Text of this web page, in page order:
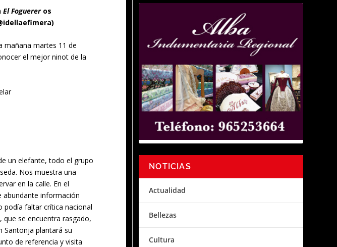
El Foguereros
mañana martes 11 de
el mejor ninot de la
un elefante, todo el grupo
Nos muestra una
en la calle. En el
información
podía faltar crítica nacional
se encuentra rasgado,
Santonja plantará su
de referencia y visita
NOTICIAS
Actualidad
Bellezas
Cultura